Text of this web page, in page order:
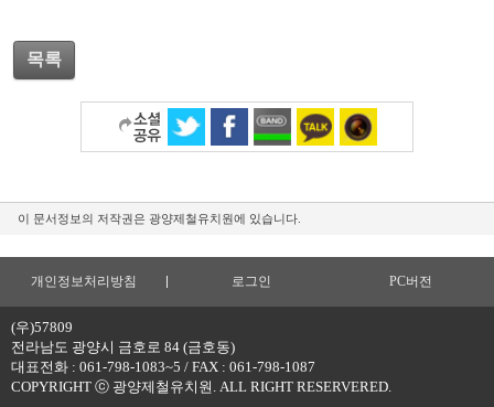
목록
이 문서정보의 저작권은 광양제철유치원에 있습니다.
개인정보처리방침 로그인 PC버전
(우)57809
전라남도 광양시 금호로 84 (금호동)
대표전화 : 061-798-1083~5 / FAX : 061-798-1087
COPYRIGHT ⓒ 광양제철유치원. ALL RIGHT RESERVERED.